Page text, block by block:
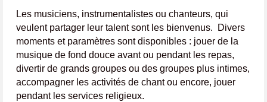
Les musiciens, instrumentalistes ou chanteurs, qui
veulent partager leur talent sont les bienvenus. Divers
moments et paramètres sont disponibles : jouer de la
musique de fond douce avant ou pendant les repas,
divertir de grands groupes ou des groupes plus intimes,
accompagner les activités de chant ou encore, jouer
pendant les services religieux.